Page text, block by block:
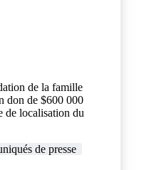
de la famille
don de $600 000
de localisation du
de presse